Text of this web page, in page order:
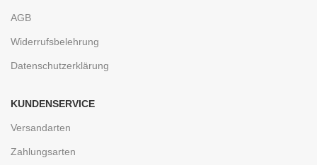
AGB
Widerrufsbelehrung
Datenschutzerklärung
KUNDENSERVICE
Versandarten
Zahlungsarten